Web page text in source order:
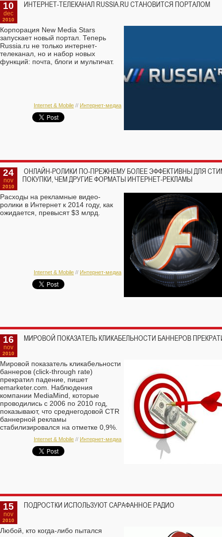
10
dec
2010
ИНТЕРНЕТ-ТЕЛЕКАНАЛ RUSSIA.RU СТАНОВИТСЯ ПОРТАЛОМ
Корпорация New Мedia Stars
запускает новый портал. Теперь
Russia.ru не только интернет-
телеканал, но и набор новых
функций: почта, блоги и мультичат.
Internet & Mobile // Интернет-медиа
24
nov
2010
ОНЛАЙН-РОЛИКИ ПО-ПРЕЖНЕМУ БОЛЕЕ ЭФФЕКТИВНЫ ДЛЯ
ПОКУПКИ, ЧЕМ ДРУГИЕ ФОРМАТЫ ИНТЕРНЕТ-РЕКЛАМЫ
Расходы на рекламные видео-
ролики в Интернет к 2014 году, как
ожидается, превысят $3 млрд.
Internet & Mobile // Интернет-медиа
16
nov
2010
МИРОВОЙ ПОКАЗАТЕЛЬ КЛИКАБЕЛЬНОСТИ БАННЕРОВ
Мировой показатель кликабельности
баннеров (click-through rate)
прекратил падение, пишет
emarketer.com. Наблюдения
компании MediaMind, которые
проводились с 2006 по 2010 год,
показывают, что среднегодовой CTR
баннерной рекламы
стабилизировался на отметке 0,9%.
Internet & Mobile // Интернет-медиа
15
nov
2010
ПОДРОСТКИ ИСПОЛЬЗУЮТ САРАФАННОЕ РАДИО
Любой, кто когда-либо пытался